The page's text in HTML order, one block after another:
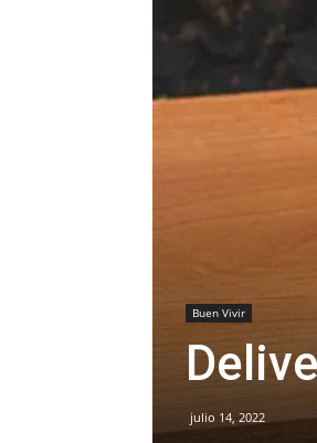
Buen Vivir
julio 14, 2022